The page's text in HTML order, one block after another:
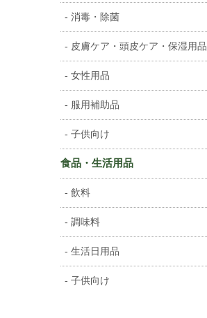
消毒・除菌
皮膚ケア・頭皮ケア・保湿用品
女性用品
服用補助品
子供向け
食品・生活用品
飲料
調味料
生活日用品
子供向け